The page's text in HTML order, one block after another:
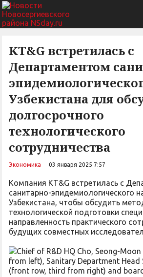
KT&G встретилась с
Департаментом
Узбекистана для
долгосрочного
технологического
сотрудничества
Экономика 03 января 2025 7:57
Компания KT&G встретилась с
санитарно-эпидемиологического
Узбекистана, чтобы обсудить
технологической подготовки
направленность практического
будущих совместных